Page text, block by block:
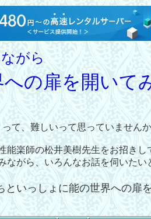
がら
への扉を開いて
って、難しいって思っていませんか
能楽師の松井美樹先生をお招きし
ながら、いろんなお話を伺いたい
といっしょに能の世界への扉